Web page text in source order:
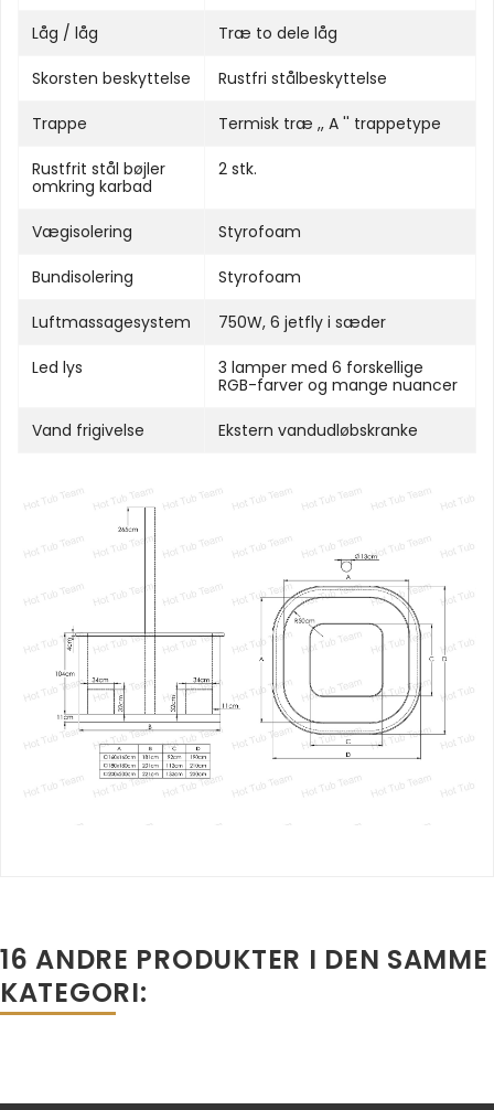
Låg / låg Træ to dele låg
Skorsten beskyttelse Rustfri stålbeskyttelse
Trappe Termisk træ ,, A '' trappetype
Rustfrit stål bøjler
omkring karbad
2 stk.
Vægisolering Styrofoam
Bundisolering Styrofoam
Luftmassagesystem 750W, 6 jetfly i sæder
Led lys
3 lamper med 6 forskellige
RGB-farver og mange nuancer
Vand frigivelse Ekstern vandudløbskranke
16 ANDRE PRODUKTER I DEN SAMME
KATEGORI: